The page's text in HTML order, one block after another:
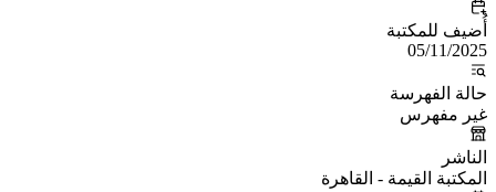
أُضيف للمكتبة
05/11/2025
حالة الفهرسة
غير مفهرس
الناشر
المكتبة القيمة - القاهرة